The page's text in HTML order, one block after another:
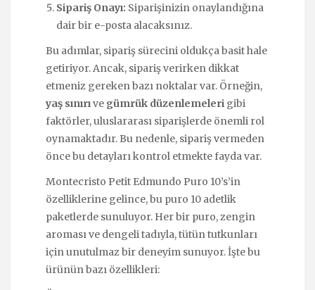
Sipariş Onayı: Siparişinizin onaylandığına
dair bir e-posta alacaksınız.
Bu adımlar, sipariş sürecini oldukça basit hale
getiriyor. Ancak, sipariş verirken dikkat
etmeniz gereken bazı noktalar var. Örneğin,
yaş sınırıve gümrük düzenlemeleri gibi
faktörler, uluslararası siparişlerde önemli rol
oynamaktadır. Bu nedenle, sipariş vermeden
önce bu detayları kontrol etmekte fayda var.
Montecristo Petit Edmundo Puro 10’s’in
özelliklerine gelince, bu puro 10 adetlik
paketlerde sunuluyor. Her bir puro, zengin
aroması ve dengeli tadıyla, tütün tutkunları
için unutulmaz bir deneyim sunuyor. İşte bu
ürünün bazı özellikleri: